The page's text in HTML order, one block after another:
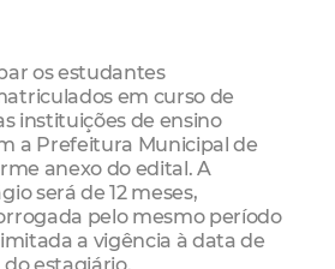
os estudantes
em curso de
instituições de ensino
a Prefeitura Municipal de
anexo do edital. A
será de 12 meses,
pelo mesmo período
a vigência à data de
estagiário.